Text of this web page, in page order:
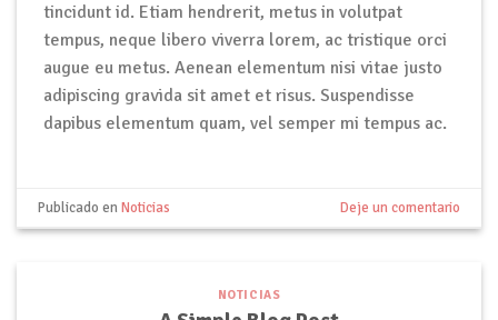
tincidunt id. Etiam hendrerit, metus in volutpat
tempus, neque libero viverra lorem, ac tristique orci
augue eu metus. Aenean elementum nisi vitae justo
adipiscing gravida sit amet et risus. Suspendisse
dapibus elementum quam, vel semper mi tempus ac.
Publicado enNoticias Deje un comentario
NOTICIAS